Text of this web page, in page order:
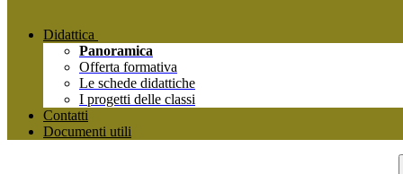
Didattica
Panoramica
Offerta formativa
Le schede didattiche
I progetti delle classi
Contatti
Documenti utili